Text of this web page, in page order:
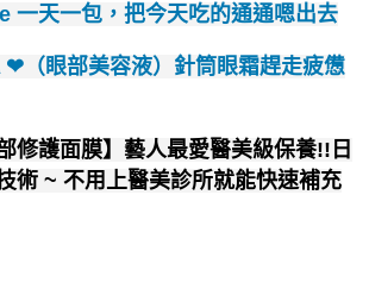
一天一包，把今天吃的通通嗯出去
（眼部美容液）針筒眼霜趕走疲憊
修護面膜】藝人最愛醫美級保養!!日
術 ~ 不用上醫美診所就能快速補充